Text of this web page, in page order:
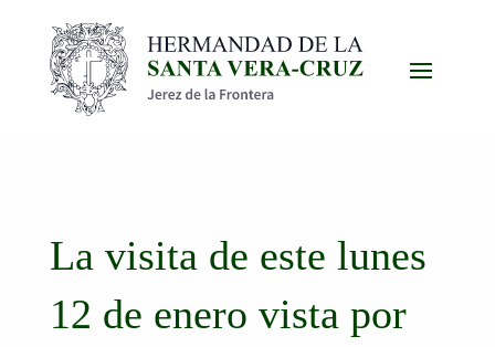
La visita de este lunes
12 de enero vista por